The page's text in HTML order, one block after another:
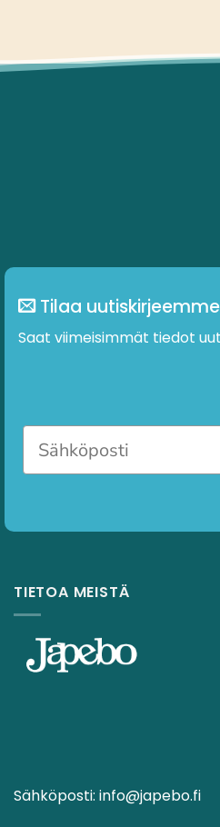
Tilaa uutiskirjeemme
Saat viimeisimmät tiedot
TIETOA MEISTÄ
Sähköposti: info@japebo.fi